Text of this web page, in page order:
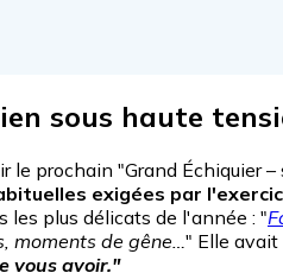
sous haute
le prochain "Grand Échiquier
exigées par
les plus délicats de l'année : "
moments de gêne… " Elle
vous avoir."